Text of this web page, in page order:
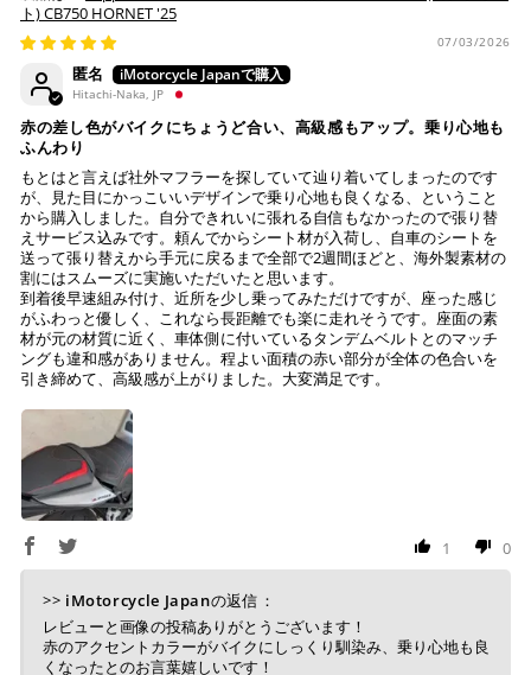
お預かりするシートは間違いなく該当車種専用の純正シ
ートで、加工をしていない
純正シートにダメージはない (シートベースの歪みや割
れ、スポンジの破れ等)
注意事項
Tappezzeria Italia製品は、純正シートの形状に合わせて
製造されておりますが、シートの状態により弊社で作業
不可と判断した場合には、ご連絡の上返送させていただ
く場合もございます。
送っていただいた純正シートが、適合外の車両と発覚
し、それにより不具合等生じた際には、弊社は一切の責
任を負いません。
作業後、仕上がりを確認し発送させていただきますの
で、その後の張り直しについてはお受けできかねます。
※ 現在楽天ペイでご使用頂けるクレジットカードは
Visa、Mastercard、JCBのみです。
上記キャッシュレス決済アカウントからご希望のお支払
い方法をご選択頂き、クリックするだけで簡単に支払い
が完了します。
※ ご利用には事前にPayPay、Apple Payの利用登録が
必要です。
コンビニ決済
店内端末にて操作後、レジにてお支払いください。
※ 支払期限はご注文日より7日以内とさせて頂いてお
ト) CB750 HORNET '25
07/03/2026
匿名
Hitachi-Naka, JP
赤の差し色がバイクにちょうど合い、高級感もアップ。乗り心地も
ふんわり
もとはと言えば社外マフラーを探していて辿り着いてしまったのです
が、見た目にかっこいいデザインで乗り心地も良くなる、ということ
から購入しました。自分できれいに張れる自信もなかったので張り替
えサービス込みです。頼んでからシート材が入荷し、自車のシートを
送って張り替えから手元に戻るまで全部で2週間ほどと、海外製素材の
割にはスムーズに実施いただいたと思います。
到着後早速組み付け、近所を少し乗ってみただけですが、座った感じ
がふわっと優しく、これなら長距離でも楽に走れそうです。座面の素
材が元の材質に近く、車体側に付いているタンデムベルトとのマッチ
ングも違和感がありません。程よい面積の赤い部分が全体の色合いを
引き締めて、高級感が上がりました。大変満足です。
1 0
>> iMotorcycle Japanの返信：
レビューと画像の投稿ありがとうございます！
赤のアクセントカラーがバイクにしっくり馴染み、乗り心地も良
くなったとのお言葉嬉しいです！